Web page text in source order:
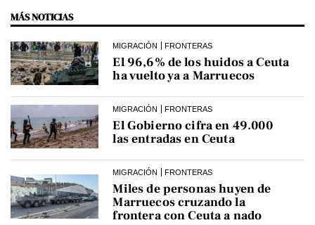
MÁS NOTICIAS
MIGRACIÓN FRONTERAS
El 96,6% de los huidos a Ceuta
ha vuelto ya a Marruecos
MIGRACIÓN FRONTERAS
El Gobierno cifra en 49.000
las entradas en Ceuta
MIGRACIÓN FRONTERAS
Miles de personas huyen de
Marruecos cruzando la
frontera con Ceuta a nado